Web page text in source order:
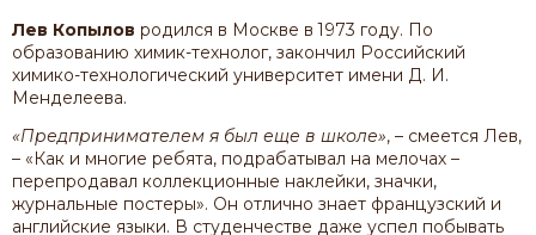
Лев Копылов родился в Москве в 1973 году. По
образованию химик-технолог, закончил Российский
химико-технологический университет имени Д. И.
Менделеева.
«Предпринимателем я был еще в школе», – смеется Лев,
– «Как и многие ребята, подрабатывал на мелочах –
перепродавал коллекционные наклейки, значки,
журнальные постеры». Он отлично знает французский и
английские языки. В студенчестве даже успел побывать